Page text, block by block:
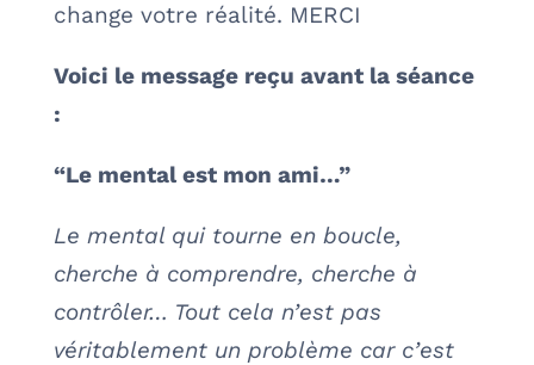
change votre réalité. MERCI
Voici le message reçu avant la séance
:
“Le mental est mon ami…”
Le mental qui tourne en boucle,
cherche à comprendre, cherche à
contrôler… Tout cela n’est pas
véritablement un problème car c’est